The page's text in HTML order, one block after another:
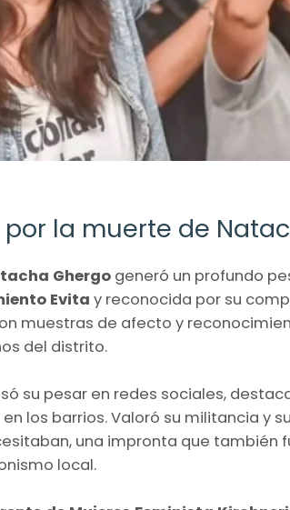
la muerte de
Ghergo generó un profundo
Evita y reconocida por su
muestras de afecto y
del distrito.
su pesar en redes sociales,
los barrios. Valoró su militancia y
una impronta que también
local.